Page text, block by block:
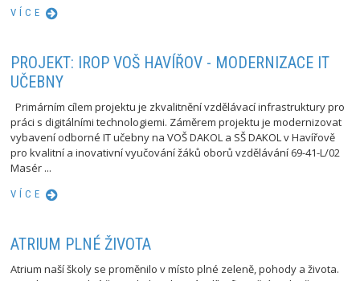
VÍCE
PROJEKT: IROP VOŠ HAVÍŘOV - MODERNIZACE IT
UČEBNY
Primárním cílem projektu je zkvalitnění vzdělávací infrastruktury pro
práci s digitálními technologiemi. Záměrem projektu je modernizovat
vybavení odborné IT učebny na VOŠ DAKOL a SŠ DAKOL v Havířově
pro kvalitní a inovativní vyučování žáků oborů vzdělávání 69-41-L/02
Masér ...
VÍCE
ATRIUM PLNÉ ŽIVOTA
Atrium naší školy se proměnilo v místo plné zeleně, pohody a života.